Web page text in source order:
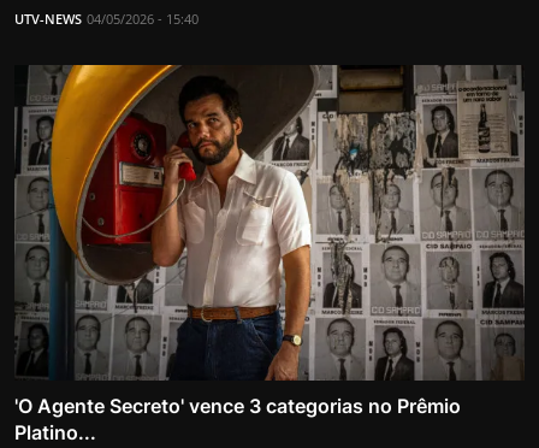
UTV-NEWS 04/05/2026 - 15:40
'O Agente Secreto' vence 3 categorias no Prêmio
Platino...